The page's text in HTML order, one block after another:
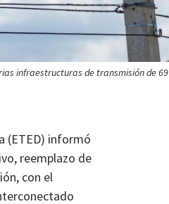
infraestructuras de transmisión de 69
(ETED) informó
reemplazo de
con el